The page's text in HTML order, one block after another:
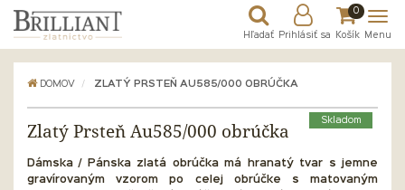
Hľadať Prihlásiť sa
0
Košík Menu
DOMOV ZLATÝ PRSTEŇ AU585/000 OBRÚČKA
Skladom
Zlatý Prsteň Au585/000 obrúčka
Dámska / Pánska zlatá obrúčka má hranatý tvar s jemne
gravírovaným vzorom po celej obrúčke s matovaným